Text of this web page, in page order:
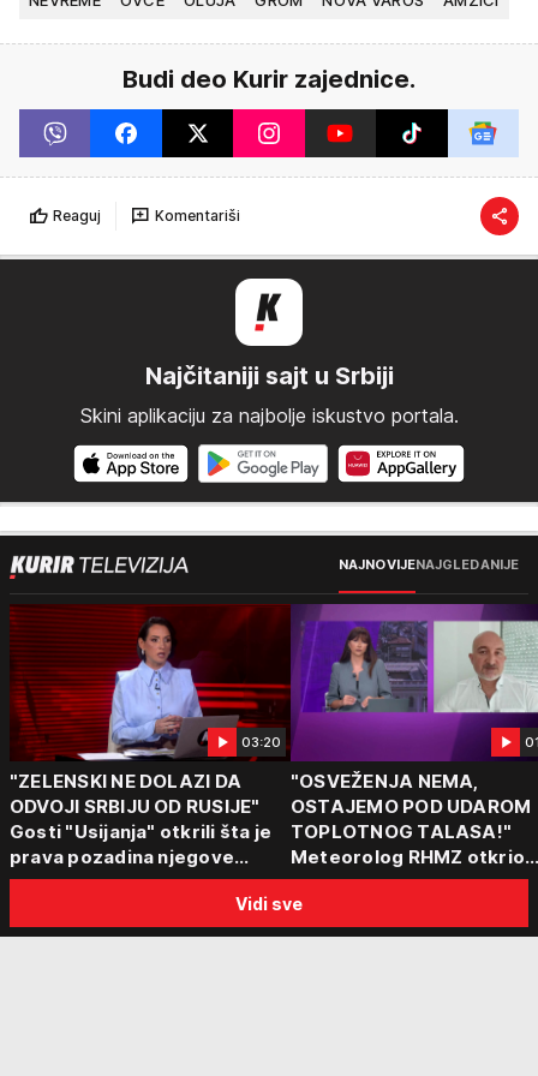
Budi deo Kurir zajednice.
Reaguj Komentariši
Najčitaniji sajt u Srbiji
Skini aplikaciju za najbolje iskustvo portala.
NAJNOVIJENAJGLEDANIJE
03:20
"ZELENSKI NE DOLAZI DA
ODVOJI SRBIJU OD RUSIJE"
Gosti "Usijanja" otkrili šta je
prava pozadina njegove
posete Beogradu
"OSVEŽENJA NEMA,
OSTAJEMO POD UDAROM
TOPLOTNOG TALASA!"
Meteorolog RHMZ otkrio
kakvo vreme nas čeka do
kraja avgusta
Vidi sve